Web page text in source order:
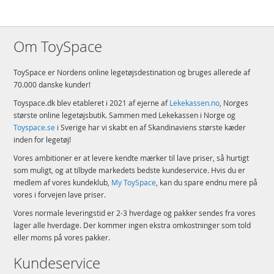
Alder: fra 18 år
Produktdetaljer
Model
EAN 5702017416885
LEGO
Om ToySpace
ToySpace er Nordens online legetøjsdestination og bruges allerede af
70.000 danske kunder!
Toyspace.dk blev etableret i 2021 af ejerne afLekekassen.no, Norges
største online legetøjsbutik. Sammen med Lekekassen i Norge og
Toyspace.se i Sverige har vi skabt en af Skandinaviens største kæder
inden for legetøj!
Vores ambitioner er at levere kendte mærker til lave priser, så hurtigt
som muligt, og at tilbyde markedets bedste kundeservice. Hvis du er
medlem af vores kundeklub, My ToySpace, kan du spare endnu mere på
vores i forvejen lave priser.
Vores normale leveringstid er 2-3 hverdage og pakker sendes fra vores
lager alle hverdage. Der kommer ingen ekstra omkostninger som told
eller moms på vores pakker.
Kundeservice